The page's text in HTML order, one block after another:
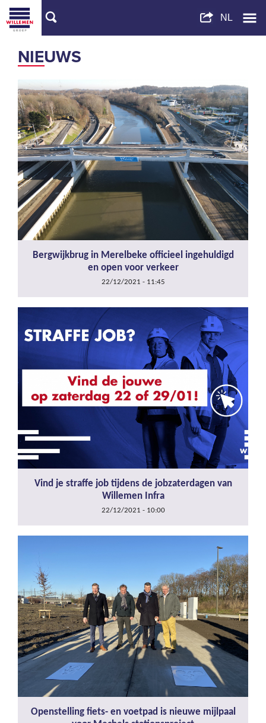
NIEUWS
Bergwijkbrug in Merelbeke officieel ingehuldigd
en open voor verkeer
22/12/2021 - 11:45
Vind je straffe job tijdens de jobzaterdagen van
Willemen Infra
22/12/2021 - 10:00
Openstelling fiets- en voetpad is nieuwe mijlpaal